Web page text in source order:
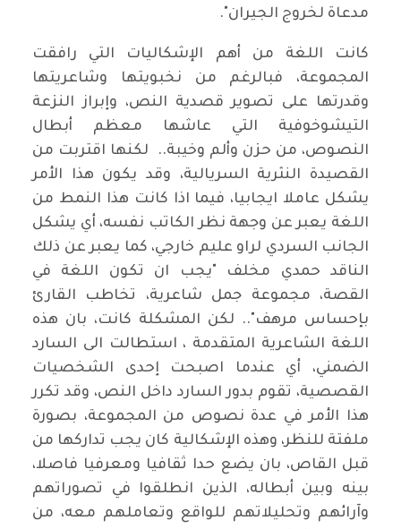
مدعاة لخروج الجيران".
كانت اللغة من أهم الإشكاليات التي رافقت
المجموعة، فبالرغم من نخبويتها وشاعريتها
وقدرتها على تصوير قصدية النص، وإبراز النزعة
التيشوخوفية التي عاشها معظم أبطال
النصوص، من حزن وألم وخيبة.. لكنها اقتربت من
القصيدة النثرية السريالية، وقد يكون هذا الأمر
يشكل عاملا ايجابيا، فيما اذا كانت هذا النمط من
اللغة يعبر عن وجهة نظر الكاتب نفسه، أي يشكل
الجانب السردي لراو عليم خارجي، كما يعبر عن ذلك
الناقد حمدي مخلف "يجب ان تكون اللغة في
القصة، مجموعة جمل شاعرية، تخاطب القارئ
بإحساس مرهف".. لكن المشكلة كانت، بان هذه
اللغة الشاعرية المتقدمة ، استطالت الى السارد
الضمني، أي عندما اصبحت إحدى الشخصيات
القصصية، تقوم بدور السارد داخل النص، وقد تكرر
هذا الأمر في عدة نصوص من المجموعة، بصورة
ملفتة للنظر، وهذه الإشكالية كان يجب تداركها من
قبل القاص، بان يضع حدا ثقافيا ومعرفيا فاصلا،
بينه وبين أبطاله، الذين انطلقوا في تصوراتهم
وآرائهم وتحليلاتهم للواقع وتعاملهم معه، من